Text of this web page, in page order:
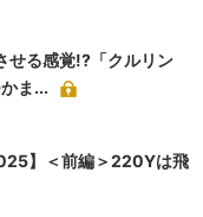
せる感覚!?「クルリン
ま...
】＜前編＞220Yは飛